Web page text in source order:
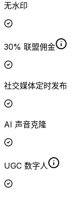
无水印
30% 联盟佣金
社交媒体定时发布
AI 声音克隆
UGC 数字人